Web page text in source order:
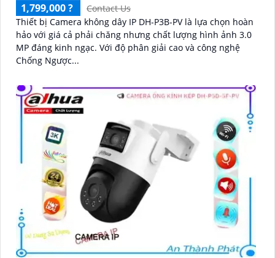
1,799,000 ?
Contact Us
Thiết bị Camera không dây IP DH-P3B-PV là lựa chọn hoàn
hảo với giá cả phải chăng nhưng chất lượng hình ảnh 3.0
MP đáng kinh ngạc. Với độ phân giải cao và công nghệ
Chống Ngược...